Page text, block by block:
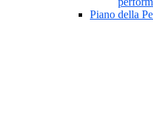
Piano della